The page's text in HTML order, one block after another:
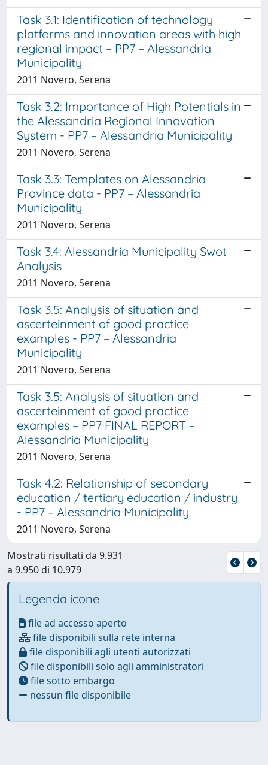
Task 3.1: Identification of technology
platforms and innovation areas with high
regional impact – PP7 – Alessandria
Municipality
2011 Novero, Serena
Task 3.2: Importance of High Potentials in
the Alessandria Regional Innovation
System - PP7 – Alessandria Municipality
2011 Novero, Serena
Task 3.3: Templates on Alessandria
Province data - PP7 – Alessandria
Municipality
2011 Novero, Serena
Task 3.4: Alessandria Municipality Swot
Analysis
2011 Novero, Serena
Task 3.5: Analysis of situation and
ascerteinment of good practice
examples - PP7 – Alessandria
Municipality
2011 Novero, Serena
Task 3.5: Analysis of situation and
ascerteinment of good practice
examples – PP7 FINAL REPORT –
Alessandria Municipality
2011 Novero, Serena
Task 4.2: Relationship of secondary
education / tertiary education / industry
- PP7 – Alessandria Municipality
2011 Novero, Serena
Mostrati risultati da 9.931
a 9.950 di 10.979
Legenda icone
file ad accesso aperto
file disponibili sulla rete interna
file disponibili agli utenti autorizzati
file disponibili solo agli amministratori
file sotto embargo
nessun file disponibile